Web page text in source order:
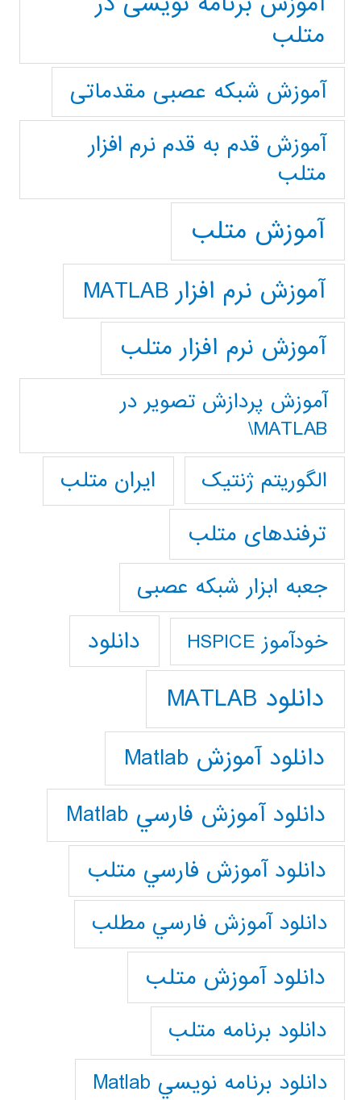
متلب
آموزش شبکه عصبی مقدماتی
آموزش قدم به قدم نرم افزار
متلب
آموزش متلب
آموزش نرم افزار MATLAB
آموزش نرم افزار متلب
آموزش پردازش تصوير در
MATLAB\
الگوریتم ژنتیک
ایران متلب
ترفندهای متلب
جعبه ابزار شبکه عصبی
خودآموز HSPICE دانلود
دانلود MATLAB
دانلود آموزش Matlab
دانلود آموزش فارسي Matlab
دانلود آموزش فارسي متلب
دانلود آموزش فارسي مطلب
دانلود آموزش متلب
دانلود برنامه متلب
دانلود برنامه نويسي Matlab